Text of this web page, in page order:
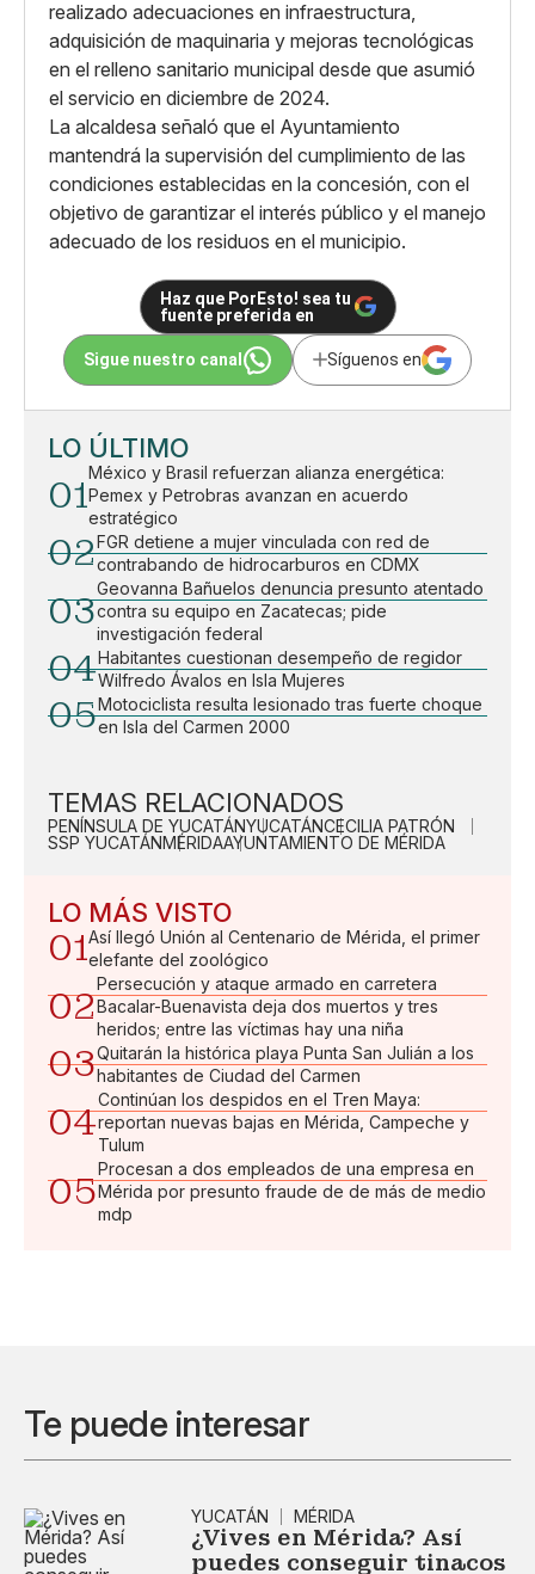
realizado adecuaciones en infraestructura,
adquisición de maquinaria y mejoras tecnológicas
en el relleno sanitario municipal desde que asumió
el servicio en diciembre de 2024.
La alcaldesa señaló que el Ayuntamiento
mantendrá la supervisión del cumplimiento de las
condiciones establecidas en la concesión, con el
objetivo de garantizar el interés público y el manejo
adecuado de los residuos en el municipio.
Haz que PorEsto! sea tu
fuente preferida en
Sigue nuestro canal Síguenos en
LO ÚLTIMO
01
México y Brasil refuerzan alianza energética:
Pemex y Petrobras avanzan en acuerdo
estratégico
02FGR detiene a mujer vinculada con red de
contrabando de hidrocarburos en CDMX
03
Geovanna Bañuelos denuncia presunto atentado
contra su equipo en Zacatecas; pide
investigación federal
04Habitantes cuestionan desempeño de regidor
Wilfredo Ávalos en Isla Mujeres
05Motociclista resulta lesionado tras fuerte choque
en Isla del Carmen 2000
TEMAS RELACIONADOS
PENÍNSULA DE YUCATÁNYUCATÁNCECILIA PATRÓN
SSP YUCATÁNMÉRIDAAYUNTAMIENTO DE MÉRIDA
LO MÁS VISTO
01Así llegó Unión al Centenario de Mérida, el primer
elefante del zoológico
02
Persecución y ataque armado en carretera
Bacalar-Buenavista deja dos muertos y tres
heridos; entre las víctimas hay una niña
03Quitarán la histórica playa Punta San Julián a los
habitantes de Ciudad del Carmen
04
Continúan los despidos en el Tren Maya:
reportan nuevas bajas en Mérida, Campeche y
Tulum
05
Procesan a dos empleados de una empresa en
Mérida por presunto fraude de de más de medio
mdp
Te puede interesar
YUCATÁN MÉRIDA
¿Vives en Mérida? Así
puedes conseguir tinacos